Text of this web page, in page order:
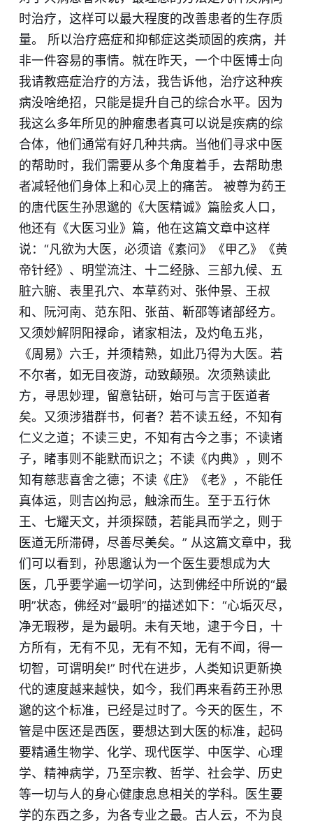
时治疗，这样可以最大程度的改善患者的生存质
量。 所以治疗癌症和抑郁症这类顽固的疾病，并
非一件容易的事情。就在昨天，一个中医博士向
我请教癌症治疗的方法，我告诉他，治疗这种疾
病没啥绝招，只能是提升自己的综合水平。因为
我这么多年所见的肿瘤患者真可以说是疾病的综
合体，他们通常有好几种共病。当他们寻求中医
的帮助时，我们需要从多个角度着手，去帮助患
者减轻他们身体上和心灵上的痛苦。 被尊为药王
的唐代医生孙思邈的《大医精诚》篇脍炙人口，
他还有《大医习业》篇，他在这篇文章中这样
说：“凡欲为大医，必须谙《素问》《甲乙》《黄
帝针经》、明堂流注、十二经脉、三部九候、五
脏六腑、表里孔穴、本草药对、张仲景、王叔
和、阮河南、范东阳、张苗、靳邵等诸部经方。
又须妙解阴阳禄命，诸家相法，及灼龟五兆，
《周易》六壬，并须精熟，如此乃得为大医。若
不尔者，如无目夜游，动致颠殒。次须熟读此
方，寻思妙理，留意钻研，始可与言于医道者
矣。又须涉猎群书，何者？若不读五经，不知有
仁义之道；不读三史，不知有古今之事；不读诸
子，睹事则不能默而识之；不读《内典》，则不
知有慈悲喜舍之德；不读《庄》《老》，不能任
真体运，则吉凶拘忌，触涂而生。至于五行休
王、七耀天文，并须探赜，若能具而学之，则于
医道无所滞碍，尽善尽美矣。” 从这篇文章中，我
们可以看到，孙思邈认为一个医生要想成为大
医，几乎要学遍一切学问，达到佛经中所说的“最
明”状态，佛经对“最明”的描述如下：“心垢灭尽，
净无瑕秽，是为最明。未有天地，逮于今日，十
方所有，无有不见，无有不知，无有不闻，得一
切智，可谓明矣!” 时代在进步，人类知识更新换
代的速度越来越快，如今，我们再来看药王孙思
邈的这个标准，已经是过时了。今天的医生，不
管是中医还是西医，要想达到大医的标准，起码
要精通生物学、化学、现代医学、中医学、心理
学、精神病学，乃至宗教、哲学、社会学、历史
等一切与人的身心健康息息相关的学科。医生要
学的东西之多，为各专业之最。古人云，不为良